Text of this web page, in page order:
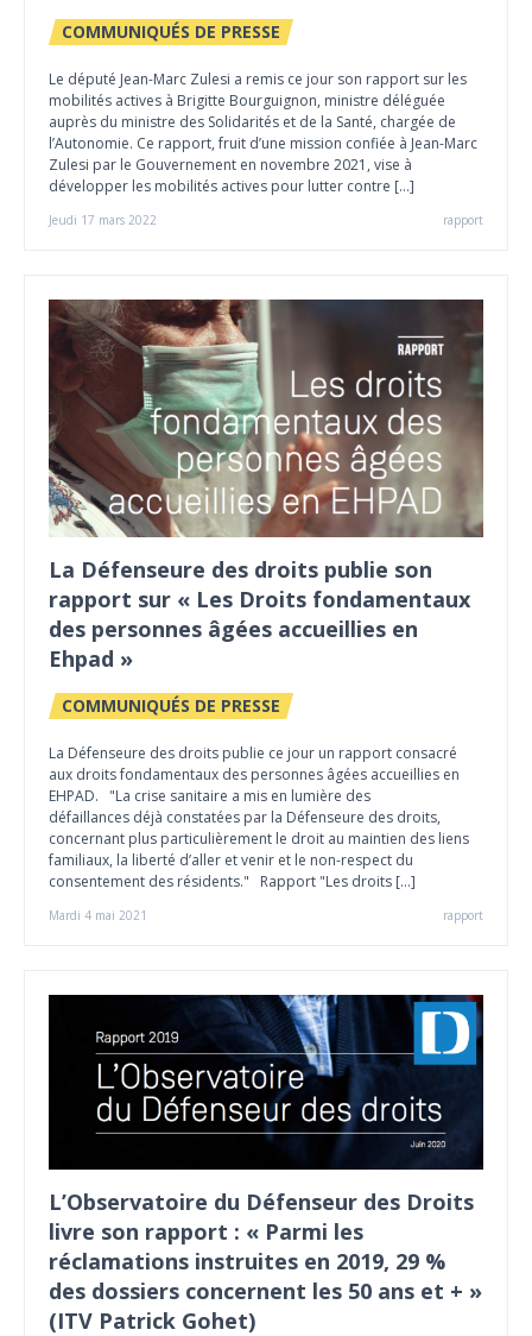
COMMUNIQUÉS DE PRESSE
Le député Jean-Marc Zulesi a remis ce jour son rapport sur les
mobilités actives à Brigitte Bourguignon, ministre déléguée
auprès du ministre des Solidarités et de la Santé, chargée de
l’Autonomie. Ce rapport, fruit d’une mission confiée à Jean-Marc
Zulesi par le Gouvernement en novembre 2021, vise à
développer les mobilités actives pour lutter contre […]
Jeudi 17 mars 2022 rapport
La Défenseure des droits publie son
rapport sur « Les Droits fondamentaux
des personnes âgées accueillies en
Ehpad »
COMMUNIQUÉS DE PRESSE
La Défenseure des droits publie ce jour un rapport consacré
aux droits fondamentaux des personnes âgées accueillies en
EHPAD. "La crise sanitaire a mis en lumière des
défaillances déjà constatées par la Défenseure des droits,
concernant plus particulièrement le droit au maintien des liens
familiaux, la liberté d’aller et venir et le non-respect du
consentement des résidents." Rapport "Les droits […]
Mardi 4 mai 2021 rapport
L’Observatoire du Défenseur des Droits
livre son rapport : « Parmi les
réclamations instruites en 2019, 29 %
des dossiers concernent les 50 ans et + »
(ITV Patrick Gohet)